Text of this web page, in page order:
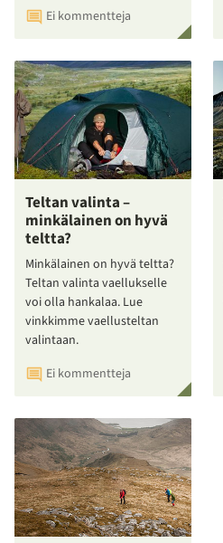
Ei kommentteja
Teltan valinta –
minkälainen on hyvä
teltta?
Minkälainen on hyvä teltta?
Teltan valinta vaellukselle
voi olla hankalaa. Lue
vinkkimme vaellusteltan
valintaan.
Ei kommentteja